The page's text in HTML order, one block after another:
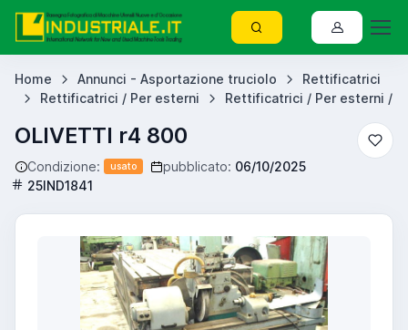
Home Annunci - Asportazione truciolo
Rettificatrici
Rettificatrici / Per esterni
Rettificatrici / Per esterni /
OLIVETTI r4 800
Condizione: usato pubblicato: 06/10/2025
25IND1841